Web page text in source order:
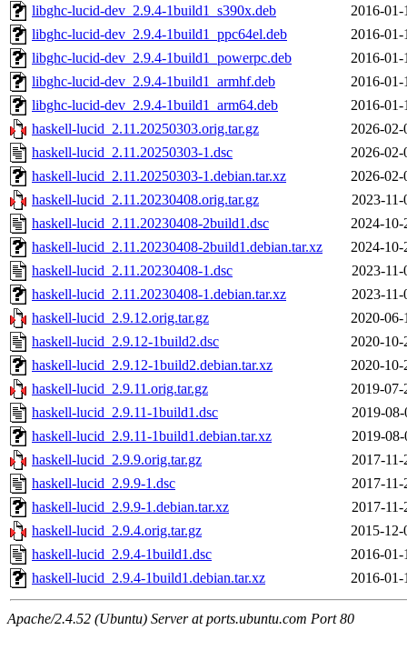
libghc-lucid-dev_2.9.4-1build1_s390x.deb
2016-01-
libghc-lucid-dev_2.9.4-1build1_ppc64el.deb
2016-01-
libghc-lucid-dev_2.9.4-1build1_powerpc.deb
2016-01-
libghc-lucid-dev_2.9.4-1build1_armhf.deb
2016-01-
libghc-lucid-dev_2.9.4-1build1_arm64.deb
2016-01-
haskell-lucid_2.11.20250303.orig.tar.gz
2026-02-
haskell-lucid_2.11.20250303-1.dsc
2026-02-
haskell-lucid_2.11.20250303-1.debian.tar.xz
2026-02-
haskell-lucid_2.11.20230408.orig.tar.gz
2023-
haskell-lucid_2.11.20230408-2build1.dsc
2024-10-
haskell-lucid_2.11.20230408-2build1.debian.tar.xz
2024-10-
haskell-lucid_2.11.20230408-1.dsc
2023-
haskell-lucid_2.11.20230408-1.debian.tar.xz
2023-
haskell-lucid_2.9.12.orig.tar.gz
2020-06-
haskell-lucid_2.9.12-1build2.dsc
2020-10-
haskell-lucid_2.9.12-1build2.debian.tar.xz
2020-10-
haskell-lucid_2.9.11.orig.tar.gz
2019-07-
haskell-lucid_2.9.11-1build1.dsc
2019-
haskell-lucid_2.9.11-1build1.debian.tar.xz
2019-
haskell-lucid_2.9.9.orig.tar.gz
2017-
haskell-lucid_2.9.9-1.dsc
2017-
haskell-lucid_2.9.9-1.debian.tar.xz
2017-
haskell-lucid_2.9.4.orig.tar.gz
2015-12-
haskell-lucid_2.9.4-1build1.dsc
2016-01-
haskell-lucid_2.9.4-1build1.debian.tar.xz
2016-01-
Apache/2.4.52 (Ubuntu) Server at ports.ubuntu.com Port 80